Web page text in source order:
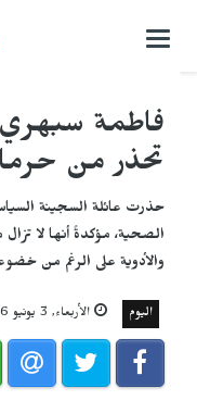
التحكم
فاطمة سبهري
تحذر من
حذرت عائلة السجينة
الصحية، مؤكدةً أنها لا
والأدوية على الرغم من
اليوم الأربعاء, 3 يونيو 2026, 11:39